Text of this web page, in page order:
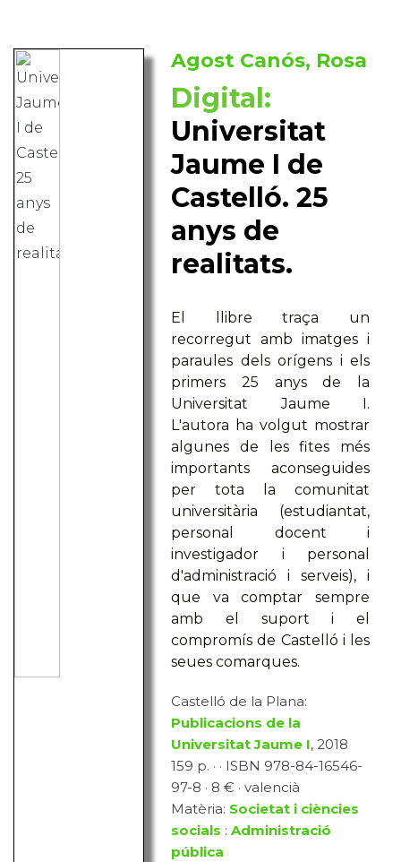
Agost Canós, Rosa
Digital:
Universitat
Jaume I de
Castelló. 25
anys de
realitats.
El llibre traça un
recorregut amb imatges i
paraules dels orígens i els
primers 25 anys de la
Universitat Jaume I.
L'autora ha volgut mostrar
algunes de les fites més
importants aconseguides
per tota la comunitat
universitària (estudiantat,
personal docent i
investigador i personal
d'administració i serveis), i
que va comptar sempre
amb el suport i el
compromís de Castelló i les
seues comarques.
Castelló de la Plana:
Publicacions de la
Universitat Jaume I, 2018
159 p. · · ISBN 978-84-16546-
97-8 · 8 € · valencià
Matèria: Societat i ciències
socials :Administració
pública